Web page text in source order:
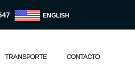
ENGLISH
TRANSPORTE CONTACTO